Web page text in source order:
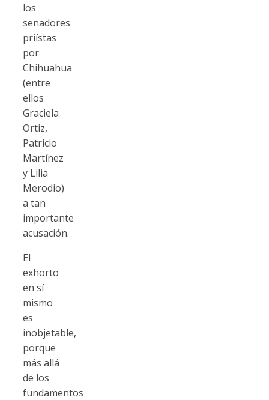
los
senadores
priístas
por
Chihuahua
(entre
ellos
Graciela
Ortiz,
Patricio
Martínez
y Lilia
Merodio)
a tan
importante
acusación.
El
exhorto
en sí
mismo
es
inobjetable,
porque
más allá
de los
fundamentos